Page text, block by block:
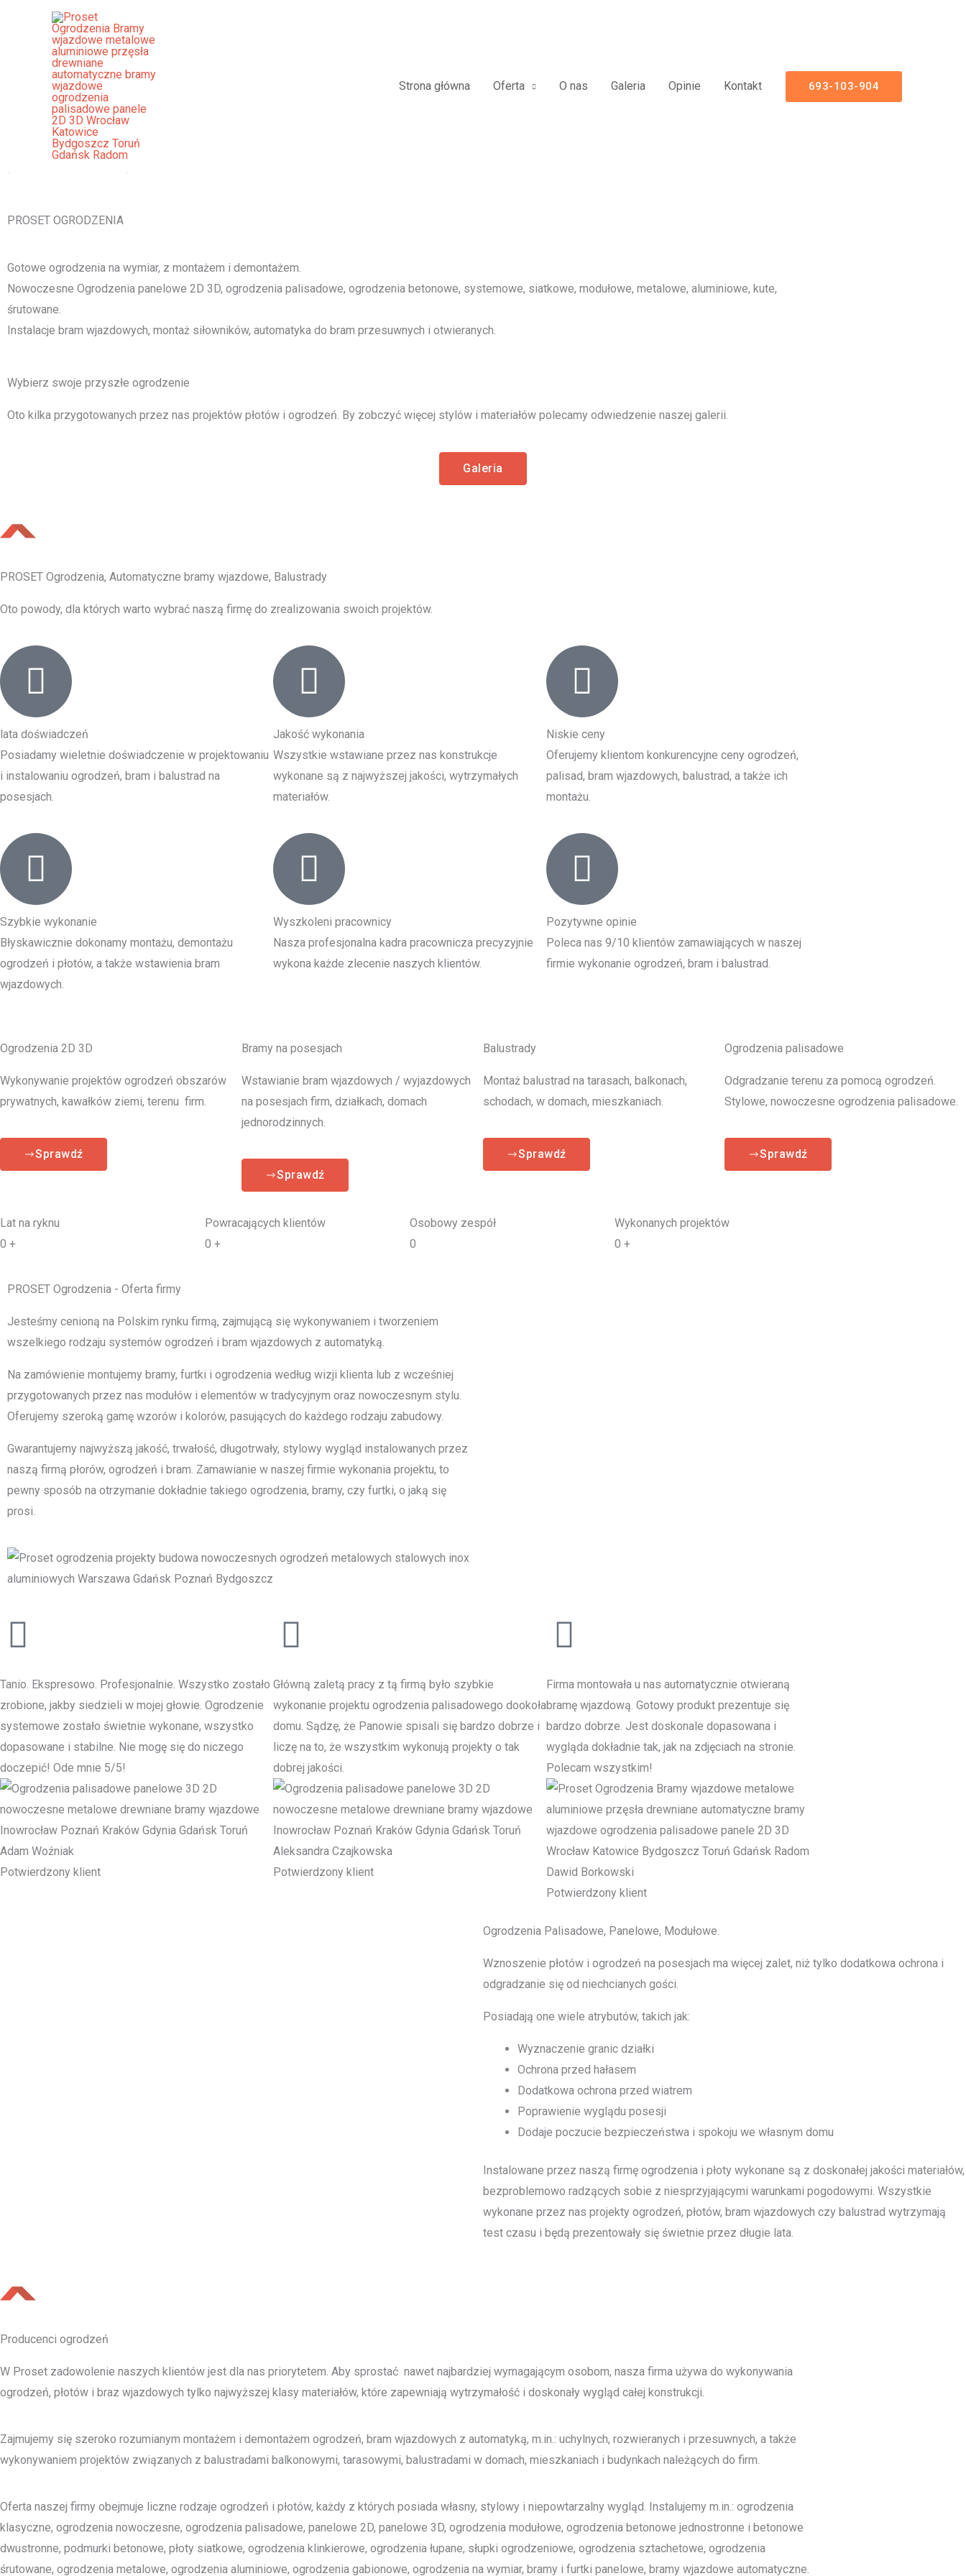
Strona główna Oferta O nas Galeria Opinie Kontakt 693-103-904
Ogrodzenia Panelowe Bochnia Płoty Panelowe 3D 2D Panele Ogrodzeniowe
PROSET OGRODZENIA
Gotowe ogrodzenia na wymiar, z montażem i demontażem.
Nowoczesne Ogrodzenia panelowe 2D 3D, ogrodzenia palisadowe, ogrodzenia betonowe, systemowe, siatkowe, modułowe, metalowe, aluminiowe, kute,
śrutowane.
Instalacje bram wjazdowych, montaż siłowników, automatyka do bram przesuwnych i otwieranych.
Wybierz swoje przyszłe ogrodzenie
Oto kilka przygotowanych przez nas projektów płotów i ogrodzeń. By zobczyć więcej stylów i materiałów polecamy odwiedzenie naszej galerii.
Galeria
PROSET Ogrodzenia, Automatyczne bramy wjazdowe, Balustrady
Oto powody, dla których warto wybrać naszą firmę do zrealizowania swoich projektów.
lata doświadczeń
Posiadamy wieletnie doświadczenie w projektowaniu
i instalowaniu ogrodzeń, bram i balustrad na
posesjach.
Szybkie wykonanie
Błyskawicznie dokonamy montażu, demontażu
ogrodzeń i płotów, a także wstawienia bram
wjazdowych.
Jakość wykonania
Wszystkie wstawiane przez nas konstrukcje
wykonane są z najwyższej jakości, wytrzymałych
materiałów.
Wyszkoleni pracownicy
Nasza profesjonalna kadra pracownicza precyzyjnie
wykona każde zlecenie naszych klientów.
Niskie ceny
Oferujemy klientom konkurencyjne ceny ogrodzeń,
palisad, bram wjazdowych, balustrad, a także ich
montażu.
Pozytywne opinie
Poleca nas 9/10 klientów zamawiających w naszej
firmie wykonanie ogrodzeń, bram i balustrad.
Ogrodzenia 2D 3D
Wykonywanie projektów ogrodzeń obszarów
prywatnych, kawałków ziemi, terenu firm.
Sprawdź
Bramy na posesjach
Wstawianie bram wjazdowych / wyjazdowych
na posesjach firm, działkach, domach
jednorodzinnych.
Sprawdź
Balustrady
Montaż balustrad na tarasach, balkonach,
schodach, w domach, mieszkaniach.
Sprawdź
Ogrodzenia palisadowe
Odgradzanie terenu za pomocą ogrodzeń.
Stylowe, nowoczesne ogrodzenia palisadowe.
Sprawdź
Lat na ryknu
0 +
Powracających klientów
0 +
Osobowy zespół
0
Wykonanych projektów
0 +
PROSET Ogrodzenia - Oferta firmy
Jesteśmy cenioną na Polskim rynku firmą, zajmującą się wykonywaniem i tworzeniem
wszelkiego rodzaju systemów ogrodzeń i bram wjazdowych z automatyką.
Na zamówienie montujemy bramy, furtki i ogrodzenia według wizji klienta lub z wcześniej
przygotowanych przez nas modułów i elementów w tradycyjnym oraz nowoczesnym stylu.
Oferujemy szeroką gamę wzorów i kolorów, pasujących do każdego rodzaju zabudowy.
Gwarantujemy najwyższą jakość, trwałość, długotrwały, stylowy wygląd instalowanych przez
naszą firmą płorów, ogrodzeń i bram. Zamawianie w naszej firmie wykonania projektu, to
pewny sposób na otrzymanie dokładnie takiego ogrodzenia, bramy, czy furtki, o jaką się
prosi.
Tanio. Ekspresowo. Profesjonalnie. Wszystko zostało
zrobione, jakby siedzieli w mojej głowie. Ogrodzenie
systemowe zostało świetnie wykonane, wszystko
dopasowane i stabilne. Nie mogę się do niczego
doczepić! Ode mnie 5/5!
Adam Woźniak
Potwierdzony klient
Główną zaletą pracy z tą firmą było szybkie
wykonanie projektu ogrodzenia palisadowego dookoła
domu. Sądzę, że Panowie spisali się bardzo dobrze i
liczę na to, że wszystkim wykonują projekty o tak
dobrej jakości.
Aleksandra Czajkowska
Potwierdzony klient
Firma montowała u nas automatycznie otwieraną
bramę wjazdową. Gotowy produkt prezentuje się
bardzo dobrze. Jest doskonale dopasowana i
wygląda dokładnie tak, jak na zdjęciach na stronie.
Polecam wszystkim!
Dawid Borkowski
Potwierdzony klient
Ogrodzenia Palisadowe, Panelowe, Modułowe.
Wznoszenie płotów i ogrodzeń na posesjach ma więcej zalet, niż tylko dodatkowa ochrona i
odgradzanie się od niechcianych gości.
Posiadają one wiele atrybutów, takich jak:
Wyznaczenie granic działki
Ochrona przed hałasem
Dodatkowa ochrona przed wiatrem
Poprawienie wyglądu posesji
Dodaje poczucie bezpieczeństwa i spokoju we własnym domu
Instalowane przez naszą firmę ogrodzenia i płoty wykonane są z doskonałej jakości materiałów,
bezproblemowo radzących sobie z niesprzyjającymi warunkami pogodowymi. Wszystkie
wykonane przez nas projekty ogrodzeń, płotów, bram wjazdowych czy balustrad wytrzymają
test czasu i będą prezentowały się świetnie przez długie lata.
Producenci ogrodzeń
W Proset zadowolenie naszych klientów jest dla nas priorytetem. Aby sprostać nawet najbardziej wymagającym osobom, nasza firma używa do wykonywania
ogrodzeń, płotów i braz wjazdowych tylko najwyższej klasy materiałów, które zapewniają wytrzymałość i doskonały wygląd całej konstrukcji.
Zajmujemy się szeroko rozumianym montażem i demontażem ogrodzeń, bram wjazdowych z automatyką, m.in.: uchylnych, rozwieranych i przesuwnych, a także
wykonywaniem projektów związanych z balustradami balkonowymi, tarasowymi, balustradami w domach, mieszkaniach i budynkach należących do firm.
Oferta naszej firmy obejmuje liczne rodzaje ogrodzeń i płotów, każdy z których posiada własny, stylowy i niepowtarzalny wygląd. Instalujemy m.in.: ogrodzenia
klasyczne, ogrodzenia nowoczesne, ogrodzenia palisadowe, panelowe 2D, panelowe 3D, ogrodzenia modułowe, ogrodzenia betonowe jednostronne i betonowe
dwustronne, podmurki betonowe, płoty siatkowe, ogrodzenia klinkierowe, ogrodzenia łupane, słupki ogrodzeniowe, ogrodzenia sztachetowe, ogrodzenia
śrutowane, ogrodzenia metalowe, ogrodzenia aluminiowe, ogrodzenia gabionowe, ogrodzenia na wymiar, bramy i furtki panelowe, bramy wjazdowe automatyczne.